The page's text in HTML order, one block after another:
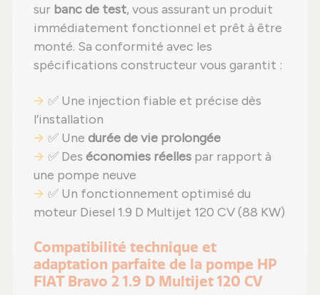
sur banc de test, vous assurant un produit
immédiatement fonctionnel et prêt à être
monté. Sa conformité avec les
spécifications constructeur vous garantit :
✅ Une injection fiable et précise dès
l’installation
✅ Une durée de vie prolongée
✅ Des économies réelles par rapport à
une pompe neuve
✅ Un fonctionnement optimisé du
moteur Diesel 1.9 D Multijet 120 CV (88 KW)
Compatibilité technique et
adaptation parfaite de la pompe HP
FIAT Bravo 2 1.9 D Multijet 120 CV